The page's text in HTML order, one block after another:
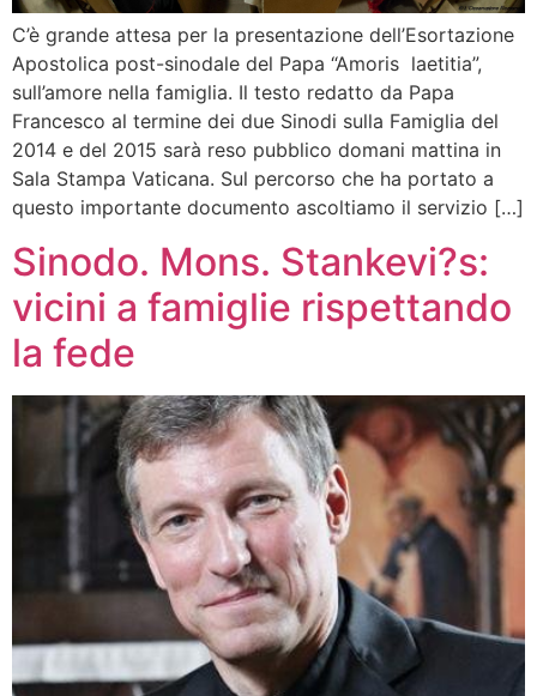
C’è grande attesa per la presentazione dell’Esortazione
Apostolica post-sinodale del Papa “Amoris laetitia”,
sull’amore nella famiglia. Il testo redatto da Papa
Francesco al termine dei due Sinodi sulla Famiglia del
2014 e del 2015 sarà reso pubblico domani mattina in
Sala Stampa Vaticana. Sul percorso che ha portato a
questo importante documento ascoltiamo il servizio […]
Sinodo. Mons. Stankevi?s:
vicini a famiglie rispettando
la fede